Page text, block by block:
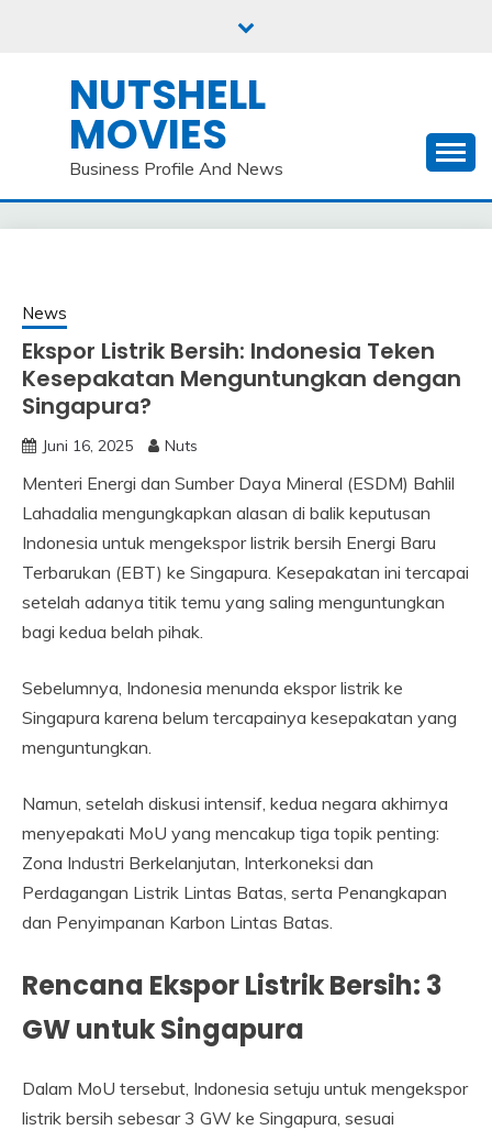
NUTSHELL
MOVIES
Business Profile And News
News
Ekspor Listrik Bersih: Indonesia Teken
Kesepakatan Menguntungkan dengan
Singapura?
Juni 16, 2025 Nuts
Menteri Energi dan Sumber Daya Mineral (ESDM) Bahlil
Lahadalia mengungkapkan alasan di balik keputusan
Indonesia untuk mengekspor listrik bersih Energi Baru
Terbarukan (EBT) ke Singapura. Kesepakatan ini tercapai
setelah adanya titik temu yang saling menguntungkan
bagi kedua belah pihak.
Sebelumnya, Indonesia menunda ekspor listrik ke
Singapura karena belum tercapainya kesepakatan yang
menguntungkan.
Namun, setelah diskusi intensif, kedua negara akhirnya
menyepakati MoU yang mencakup tiga topik penting:
Zona Industri Berkelanjutan, Interkoneksi dan
Perdagangan Listrik Lintas Batas, serta Penangkapan
dan Penyimpanan Karbon Lintas Batas.
Rencana Ekspor Listrik Bersih: 3
GW untuk Singapura
Dalam MoU tersebut, Indonesia setuju untuk mengekspor
listrik bersih sebesar 3 GW ke Singapura, sesuai